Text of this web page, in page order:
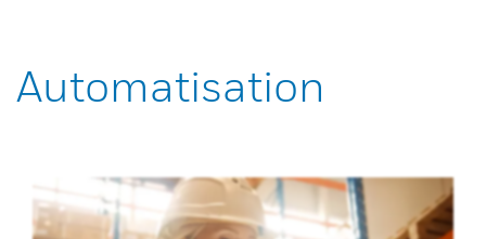
Automatisation